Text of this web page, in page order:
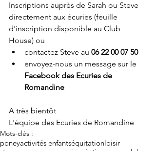
Inscriptions auprès de Sarah ou Steve
directement aux écuries (feuille
d'inscription disponible au Club
House) ou
contactez Steve au 06 22 00 07 50
envoyez-nous un message sur le
Facebook des Ecuries de
Romandine
A très bientôt
L'équipe des Ecuries de Romandine
Mots-clés :
poneyactivités enfantséquitationloisir